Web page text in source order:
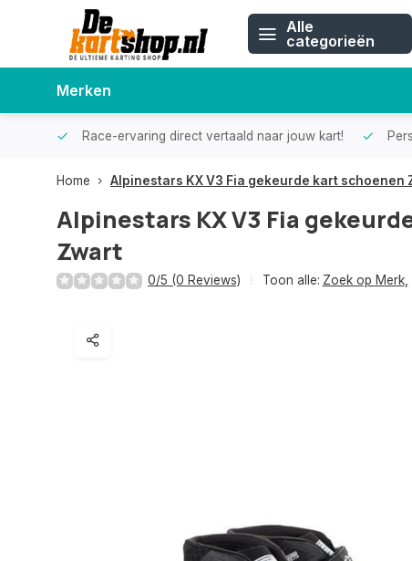
Alle
categorieën
Merken
Race-ervaring direct vertaald naar jouw kart!
Home Alpinestars KX V3 Fia gekeurde kart schoenen
Alpinestars KX V3 Fia
Zwart
0/5 (0 Reviews) Toon alle: Zoek op Merk,